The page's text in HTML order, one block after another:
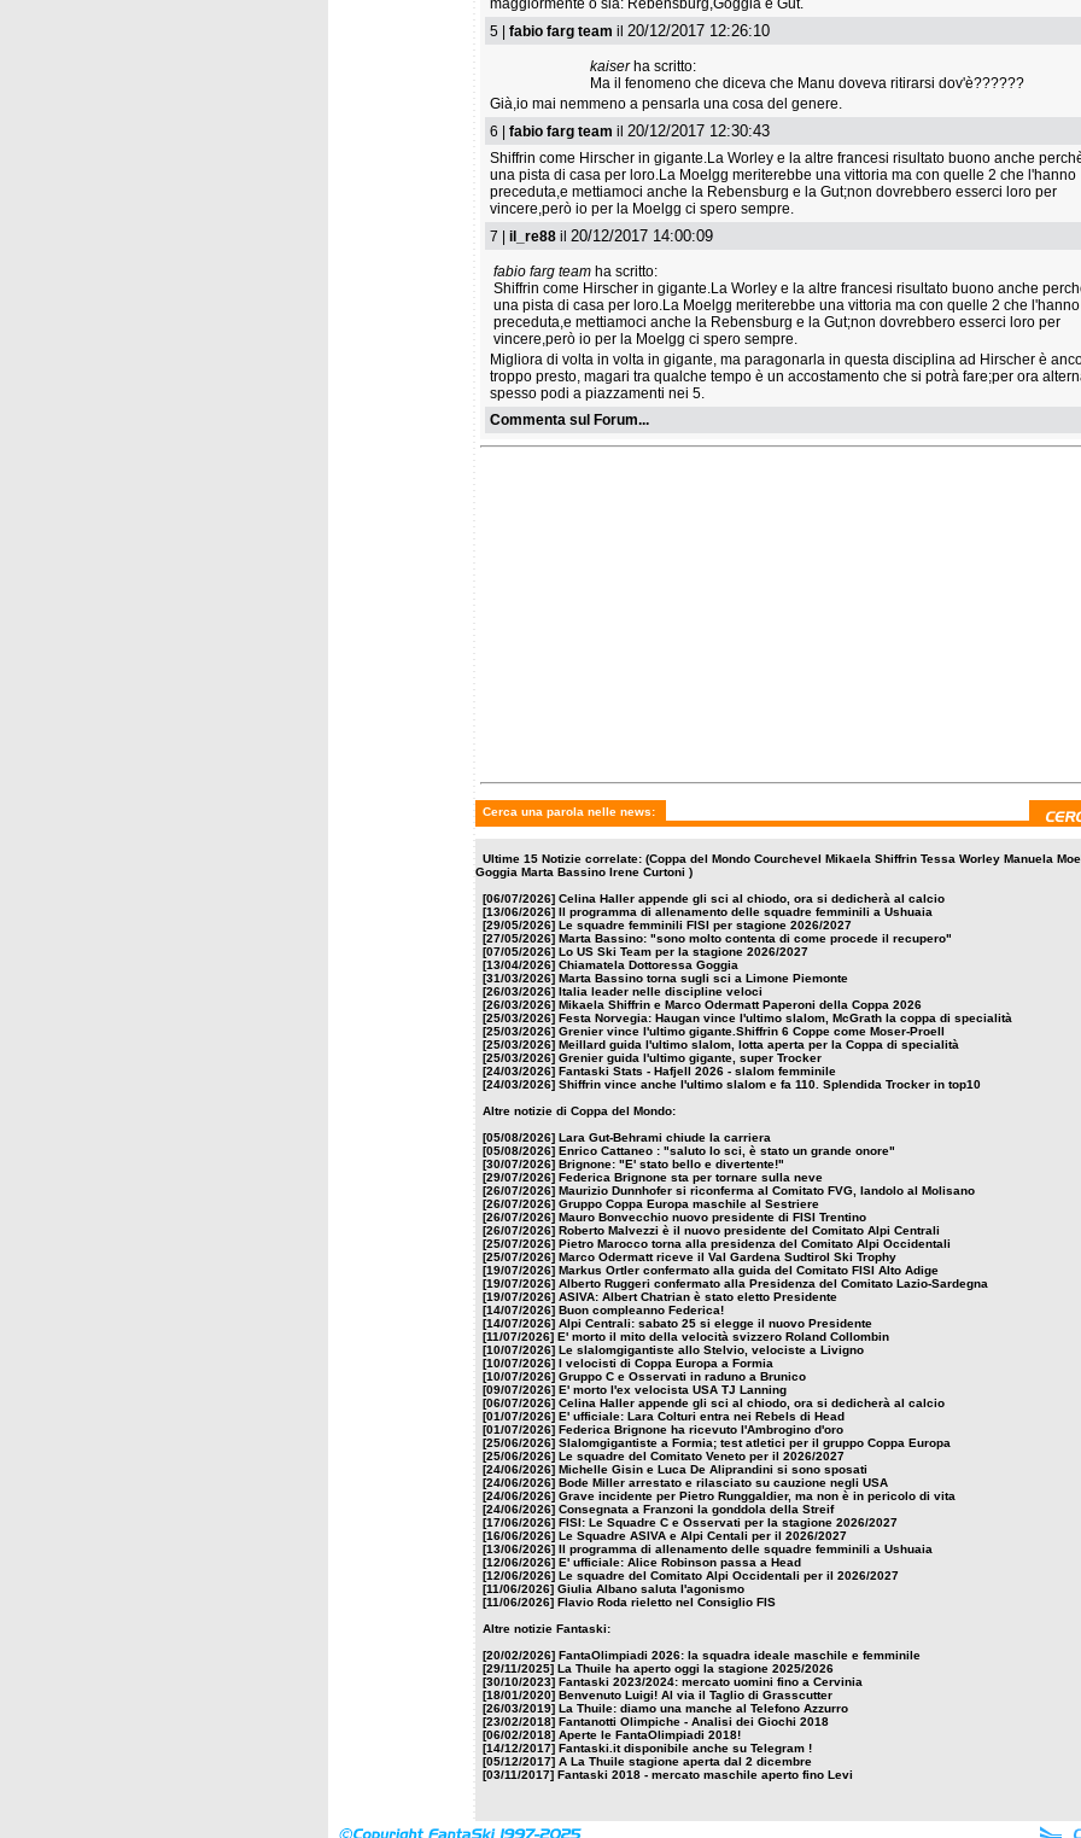
maggiormente o sia: Rebensburg,Goggia e Gut.
5 | fabio farg team il 20/12/2017 12:26:10
kaiserha scritto:
Ma il fenomeno che diceva che Manu doveva ritirarsi dov'è??????
Già,io mai nemmeno a pensarla una cosa del genere.
6 | fabio farg team il 20/12/2017 12:30:43
Shiffrin come Hirscher in gigante.La Worley e la altre francesi risultato buono anche
una pista di casa per loro.La Moelgg meriterebbe una vittoria ma con quelle 2 che l'hanno
preceduta,e mettiamoci anche la Rebensburg e la Gut;non dovrebbero esserci loro per
vincere,però io per la Moelgg ci spero sempre.
7 | il_re88 il 20/12/2017 14:00:09
fabio farg team ha scritto:
Shiffrin come Hirscher in gigante.La Worley e la altre francesi risultato buono anche
una pista di casa per loro.La Moelgg meriterebbe una vittoria ma con quelle 2 che l'hanno
preceduta,e mettiamoci anche la Rebensburg e la Gut;non dovrebbero esserci loro per
vincere,però io per la Moelgg ci spero sempre.
Migliora di volta in volta in gigante, ma paragonarla in questa disciplina ad Hirscher è
troppo presto, magari tra qualche tempo è un accostamento che si potrà fare;per ora
spesso podi a piazzamenti nei 5.
Commenta sul Forum...
Cerca una parola nelle news:
Ultime 15 Notizie correlate: (Coppa del Mondo Courchevel Mikaela Shiffrin Tessa Worley Manuela
Goggia Marta Bassino Irene Curtoni )
[06/07/2026] Celina Haller appende gli sci al chiodo, ora si dedicherà al calcio
[13/06/2026] Il programma di allenamento delle squadre femminili a Ushuaia
[29/05/2026] Le squadre femminili FISI per stagione 2026/2027
[27/05/2026] Marta Bassino: "sono molto contenta di come procede il recupero"
[07/05/2026] Lo US Ski Team per la stagione 2026/2027
[13/04/2026] Chiamatela Dottoressa Goggia
[31/03/2026] Marta Bassino torna sugli sci a Limone Piemonte
[26/03/2026] Italia leader nelle discipline veloci
[26/03/2026] Mikaela Shiffrin e Marco Odermatt Paperoni della Coppa 2026
[25/03/2026] Festa Norvegia: Haugan vince l'ultimo slalom, McGrath la coppa di specialità
[25/03/2026] Grenier vince l'ultimo gigante.Shiffrin 6 Coppe come Moser-Proell
[25/03/2026] Meillard guida l'ultimo slalom, lotta aperta per la Coppa di specialità
[25/03/2026] Grenier guida l'ultimo gigante, super Trocker
[24/03/2026] Fantaski Stats - Hafjell 2026 - slalom femminile
[24/03/2026] Shiffrin vince anche l'ultimo slalom e fa 110. Splendida Trocker in top10
Altre notizie di Coppa del Mondo:
[05/08/2026] Lara Gut-Behrami chiude la carriera
[05/08/2026] Enrico Cattaneo : "saluto lo sci, è stato un grande onore"
[30/07/2026] Brignone: "E' stato bello e divertente!"
[29/07/2026] Federica Brignone sta per tornare sulla neve
[26/07/2026] Maurizio Dunnhofer si riconferma al Comitato FVG, Iandolo al Molisano
[26/07/2026] Gruppo Coppa Europa maschile al Sestriere
[26/07/2026] Mauro Bonvecchio nuovo presidente di FISI Trentino
[26/07/2026] Roberto Malvezzi è il nuovo presidente del Comitato Alpi Centrali
[25/07/2026] Pietro Marocco torna alla presidenza del Comitato Alpi Occidentali
[25/07/2026] Marco Odermatt riceve il Val Gardena Sudtirol Ski Trophy
[19/07/2026] Markus Ortler confermato alla guida del Comitato FISI Alto Adige
[19/07/2026] Alberto Ruggeri confermato alla Presidenza del Comitato Lazio-Sardegna
[19/07/2026] ASIVA: Albert Chatrian è stato eletto Presidente
[14/07/2026] Buon compleanno Federica!
[14/07/2026] Alpi Centrali: sabato 25 si elegge il nuovo Presidente
[11/07/2026] E' morto il mito della velocità svizzero Roland Collombin
[10/07/2026] Le slalomgigantiste allo Stelvio, velociste a Livigno
[10/07/2026] I velocisti di Coppa Europa a Formia
[10/07/2026] Gruppo C e Osservati in raduno a Brunico
[09/07/2026] E' morto l'ex velocista USA TJ Lanning
[06/07/2026] Celina Haller appende gli sci al chiodo, ora si dedicherà al calcio
[01/07/2026] E' ufficiale: Lara Colturi entra nei Rebels di Head
[01/07/2026] Federica Brignone ha ricevuto l'Ambrogino d'oro
[25/06/2026] Slalomgigantiste a Formia; test atletici per il gruppo Coppa Europa
[25/06/2026] Le squadre del Comitato Veneto per il 2026/2027
[24/06/2026] Michelle Gisin e Luca De Aliprandini si sono sposati
[24/06/2026] Bode Miller arrestato e rilasciato su cauzione negli USA
[24/06/2026] Grave incidente per Pietro Runggaldier, ma non è in pericolo di vita
[24/06/2026] Consegnata a Franzoni la gonddola della Streif
[17/06/2026] FISI: Le Squadre C e Osservati per la stagione 2026/2027
[16/06/2026] Le Squadre ASIVA e Alpi Centali per il 2026/2027
[13/06/2026] Il programma di allenamento delle squadre femminili a Ushuaia
[12/06/2026] E' ufficiale: Alice Robinson passa a Head
[12/06/2026] Le squadre del Comitato Alpi Occidentali per il 2026/2027
[11/06/2026] Giulia Albano saluta l'agonismo
[11/06/2026] Flavio Roda rieletto nel Consiglio FIS
Altre notizie Fantaski:
[20/02/2026] FantaOlimpiadi 2026: la squadra ideale maschile e femminile
[29/11/2025] La Thuile ha aperto oggi la stagione 2025/2026
[30/10/2023] Fantaski 2023/2024: mercato uomini fino a Cervinia
[18/01/2020] Benvenuto Luigi! Al via il Taglio di Grasscutter
[26/03/2019] La Thuile: diamo una manche al Telefono Azzurro
[23/02/2018] Fantanotti Olimpiche - Analisi dei Giochi 2018
[06/02/2018] Aperte le FantaOlimpiadi 2018!
[14/12/2017] Fantaski.it disponibile anche su Telegram !
[05/12/2017] A La Thuile stagione aperta dal 2 dicembre
[03/11/2017] Fantaski 2018 - mercato maschile aperto fino Levi